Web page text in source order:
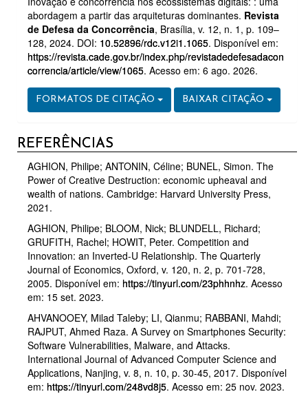
abordagem a partir das arquiteturas dominantes. Revista
de Defesa da Concorrência, Brasília, v. 12, n. 1, p. 109–
128, 2024. DOI: 10.52896/rdc.v12i1.1065. Disponível em:
https://revista.cade.gov.br/index.php/revistadedefesadacon
correncia/article/view/1065. Acesso em: 6 ago. 2026.
FORMATOS DE CITAÇÃO BAIXAR CITAÇÃO
REFERÊNCIAS
AGHION, Philipe; ANTONIN, Céline; BUNEL, Simon. The
Power of Creative Destruction: economic upheaval and
wealth of nations. Cambridge: Harvard University Press,
2021.
AGHION, Philipe; BLOOM, Nick; BLUNDELL, Richard;
GRUFITH, Rachel; HOWIT, Peter. Competition and
Innovation: an Inverted-U Relationship. The Quarterly
Journal of Economics, Oxford, v. 120, n. 2, p. 701-728,
2005. Disponível em: https://tinyurl.com/23phhnhz. Acesso
em: 15 set. 2023.
AHVANOOEY, Milad Taleby; LI, Qianmu; RABBANI, Mahdi;
RAJPUT, Ahmed Raza. A Survey on Smartphones Security:
Software Vulnerabilities, Malware, and Attacks.
International Journal of Advanced Computer Science and
Applications, Nanjing, v. 8, n. 10, p. 30-45, 2017. Disponível
em: https://tinyurl.com/248vd8j5. Acesso em: 25 nov. 2023.